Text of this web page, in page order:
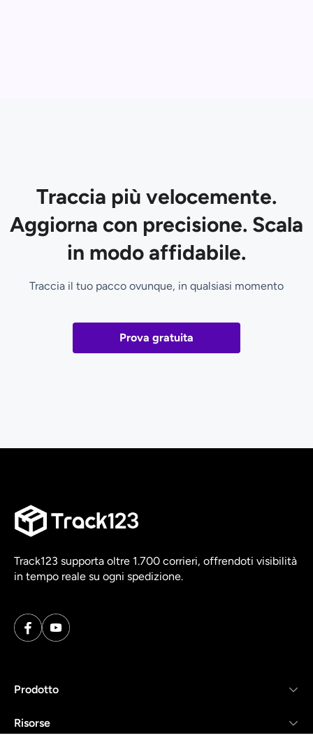
Traccia più velocemente.
Aggiorna con precisione. Scala
in modo affidabile.
Traccia il tuo pacco ovunque, in qualsiasi momento
Prova gratuita
Track123 supporta oltre 1.700 corrieri, offrendoti visibilità
in tempo reale su ogni spedizione.
Prodotto
Risorse